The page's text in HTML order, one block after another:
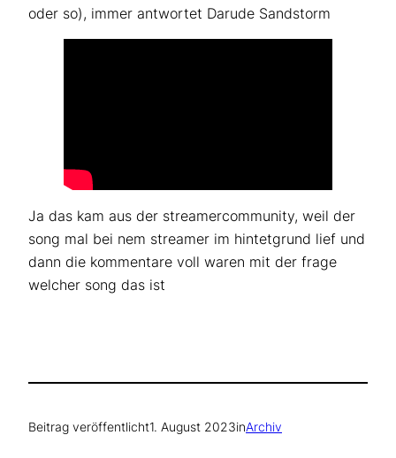
oder so), immer antwortet Darude Sandstorm
Ja das kam aus der streamercommunity, weil der
song mal bei nem streamer im hintetgrund lief und
dann die kommentare voll waren mit der frage
welcher song das ist
Beitrag veröffentlicht1. August 2023inArchiv